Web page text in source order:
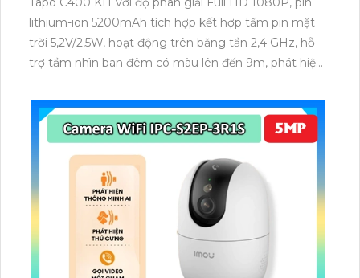
lithium-ion 5200mAh tích hợp kết hợp tấm pin mặt
trời 5,2V/2,5W, hoạt động trên băng tần 2,4 GHz, hỗ
trợ tầm nhìn ban đêm có màu lên đến 9m, phát hiện
dữ liệu qua thẻ microSD lên đến 512GB.